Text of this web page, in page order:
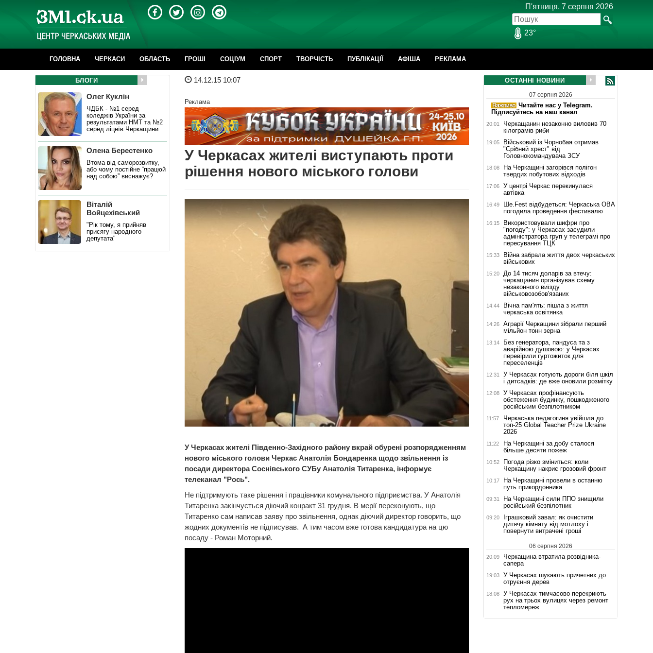
П'ятниця, 7 серпня 2026
23°
ГОЛОВНА ЧЕРКАСИ ОБЛАСТЬ ГРОШІ CОЦІУМ СПОРТ ТВОРЧІСТЬ ПУБЛІКАЦІЇ АФІША РЕКЛАМА
14.12.15 10:07
Реклама
У Черкасах жителі виступають проти
рішення нового міського голови
У Черкасах жителі Південно-Західного району вкрай обурені розпорядженням
нового міського голови Черкас Анатолія Бондаренка щодо звільнення із
посади директора Соснівського СУБу Анатолія Титаренка, інформує
телеканал "Рось".
Не підтримують таке рішення і працівники комунального підприємства. У Анатолія
Титаренка закінчується діючий конракт 31 грудня. В мерії переконують, що
Титаренко сам написав заяву про звільнення, однак діючий директор говорить, що
жодних документів не підписував. А тим часом вже готова кандидатура на цю
посаду - Роман Моторний.
БЛОГИ
Олег Куклін
ЧДБК - №1 серед
коледжів України за
результатами НМТ та №2
серед ліцеїв Черкащини
Олена Берестенко
Втома від саморозвитку,
або чому постійне “працюй
над собою” виснажує?
Віталій
Войцехівський
"Рік тому, я прийняв
присягу народного
депутата"
ОСТАННІ НОВИНИ
07 серпня 2026
Читайте нас у Telegram.
Підписуйтесь на наш канал
20:01
Черкащанин незаконно виловив 70
кілограмів риби
19:05
Військовий із Чорнобая отримав
"Срібний хрест" від
Головнокомандувача ЗСУ
18:08
На Черкащині загорівся полігон
твердих побутових відходів
17:06
У центрі Черкас перекинулася
автівка
16:49
Ше.Fest відбудеться: Черкаська ОВА
погодила проведення фестивалю
16:15
Використовували шифри про
"погоду": у Черкасах засудили
адміністратора груп у телеграмі про
пересування ТЦК
15:33
Війна забрала життя двох черкаських
військових
15:20
До 14 тисяч доларів за втечу:
черкащанин організував схему
незаконного виїзду
військовозобов'язаних
14:44
Вічна пам'ять: пішла з життя
черкаська освітянка
14:26
Аграрії Черкащини зібрали перший
мільйон тонн зерна
13:14
Без генератора, пандуса та з
аварійною душовою: у Черкасах
перевірили гуртожиток для
переселенців
12:31
У Черкасах готують дороги біля шкіл
і дитсадків: де вже оновили розмітку
12:08
У Черкасах профінансують
обстеження будинку, пошкодженого
російським безпілотником
11:57
Черкаська педагогиня увійшла до
топ-25 Global Teacher Prize Ukraine
2026
11:22
На Черкащині за добу сталося
більше десяти пожеж
10:52
Погода різко зміниться: коли
Черкащину накриє грозовий фронт
10:17
На Черкащині провели в останню
путь прикордонника
09:31
На Черкащині сили ППО знищили
російський безпілотник
09:20
Іграшковий завал: як очистити
дитячу кімнату від мотлоху і
повернути витрачені гроші
06 серпня 2026
20:09
Черкащина втратила розвідника-
сапера
19:03
У Черкасах шукають причетних до
отруєння дерев
18:08
У Черкасах тимчасово перекриють
рух на трьох вулицях через ремонт
тепломереж